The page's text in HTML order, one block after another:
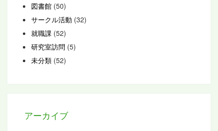
図書館 (50)
サークル活動 (32)
就職課 (52)
研究室訪問 (5)
未分類 (52)
アーカイブ